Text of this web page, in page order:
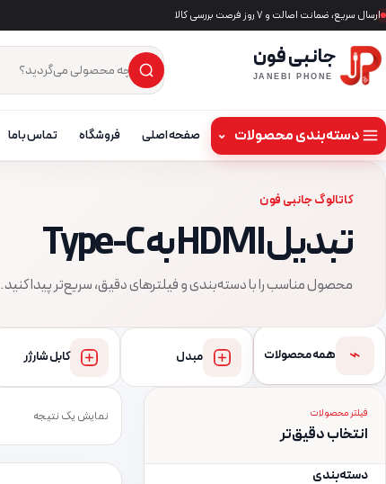
ارسال سریع، ضمانت اصالت و ۷ روز فرصت بررسی کالا
جانبی فون
JANEBI PHONE جست‌وجوی محصول
×
دسته‌بندی محصولات ⌄ صفحه اصلی فروشگاه تماس باما
کاتالوگ جانبی فون
تبدیل HDMI به Type-C
محصول مناسب را با دسته‌بندی و فیلترهای دقیق، سریع‌تر پیدا کنید.
⌁ همه محصولات مبدل کابل شارژر
فیلتر محصولات
انتخاب دقیق‌تر
دسته‌بندی
نمایش یک نتیجه